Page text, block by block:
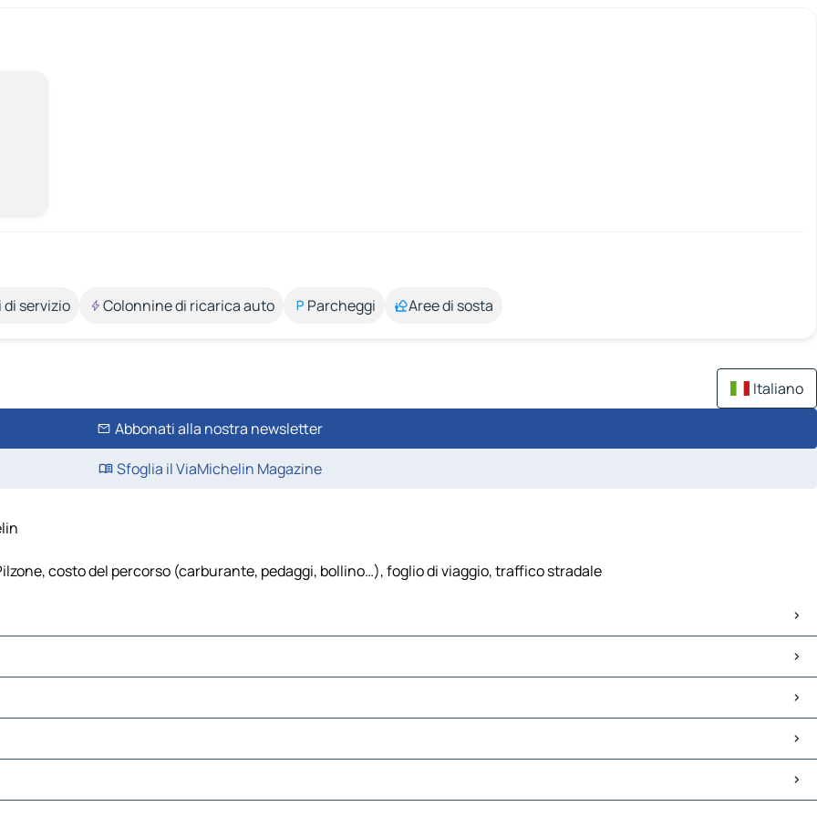
servizio Colonnine di ricarica auto Parcheggi Aree di sosta
Italiano
Abbonati alla nostra newsletter
Sfoglia il ViaMichelin Magazine
costo del percorso (carburante, pedaggi, bollino…), foglio di viaggio, traffico stradale